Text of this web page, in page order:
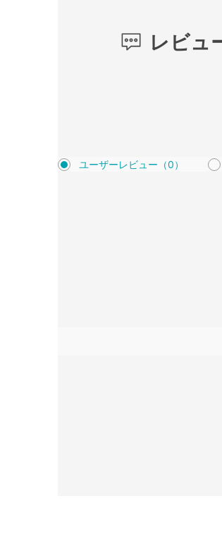
レビュ
ユーザーレビュー （0）